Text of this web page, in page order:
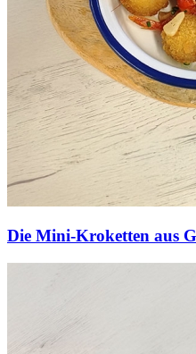
Die Mini-Kroketten aus